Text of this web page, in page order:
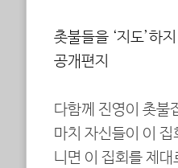
촛불들을 ‘지도’하
공개편지
다함께 진영이 촛불
마치 자신들이 이
니면 이 집회를 제대